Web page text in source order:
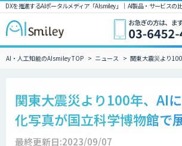
DXを推進するAIポータルメディア「AIsmiley」｜ AI製品・サービスの
AI・人工知能のAIsmiley TOP ニュース 関東大震災より
関東大震災より100年、AI
化写真が国立科学博物館で
最終更新日:2023/09/07